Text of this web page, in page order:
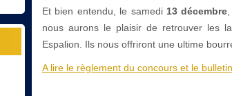
Et bien entendu, le samedi 13 décembre
nous aurons le plaisir de retrouver les
Espalion. Ils nous offriront une ultime
A lire le règlement du concours et le